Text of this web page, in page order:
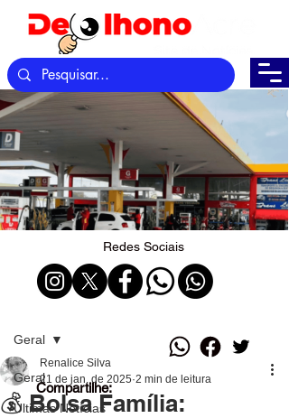
Redes Sociais
Geral
Últimas Notícias
Geral
💰 Bolsa Família:
Renalice Silva
21 de jan. de 2025 2 min de leitura
Compartilhe: